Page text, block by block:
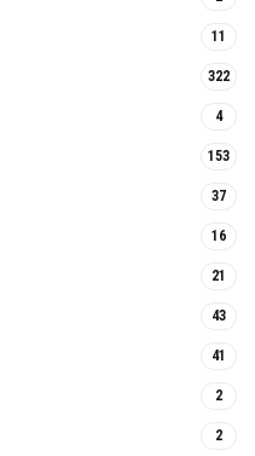
11
322
4
153
37
16
21
43
41
2
2